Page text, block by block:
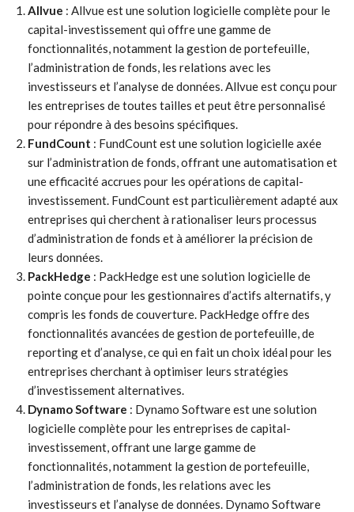
Allvue : Allvue est une solution logicielle complète pour le
capital-investissement qui offre une gamme de
fonctionnalités, notamment la gestion de portefeuille,
l’administration de fonds, les relations avec les
investisseurs et l’analyse de données. Allvue est conçu pour
les entreprises de toutes tailles et peut être personnalisé
pour répondre à des besoins spécifiques.
FundCount : FundCount est une solution logicielle axée
sur l’administration de fonds, offrant une automatisation et
une efficacité accrues pour les opérations de capital-
investissement. FundCount est particulièrement adapté aux
entreprises qui cherchent à rationaliser leurs processus
d’administration de fonds et à améliorer la précision de
leurs données.
PackHedge : PackHedge est une solution logicielle de
pointe conçue pour les gestionnaires d’actifs alternatifs, y
compris les fonds de couverture. PackHedge offre des
fonctionnalités avancées de gestion de portefeuille, de
reporting et d’analyse, ce qui en fait un choix idéal pour les
entreprises cherchant à optimiser leurs stratégies
d’investissement alternatives.
Dynamo Software : Dynamo Software est une solution
logicielle complète pour les entreprises de capital-
investissement, offrant une large gamme de
fonctionnalités, notamment la gestion de portefeuille,
l’administration de fonds, les relations avec les
investisseurs et l’analyse de données. Dynamo Software